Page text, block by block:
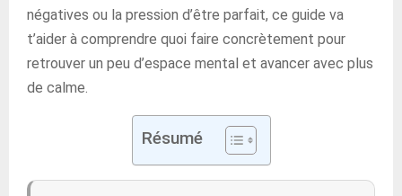
négatives ou la pression d’être parfait, ce guide va
t’aider à comprendre quoi faire concrètement pour
retrouver un peu d’espace mental et avancer avec plus
de calme.
Résumé